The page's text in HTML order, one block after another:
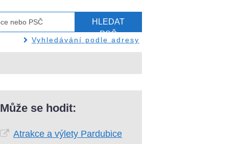
HLEDAT
PSČ
Vyhledávání podle adresy
Může se hodit:
Atrakce a výlety Pardubice